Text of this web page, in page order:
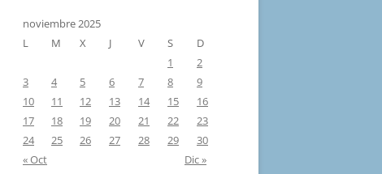
noviembre 2025
L
M X J V S
D
1
2
3
4 5 6 7 8
9
10
11 12 13 14 15
16
17
18 19 20 21 22
23
24
25 26 27 28 29
30
« Oct
Dic »